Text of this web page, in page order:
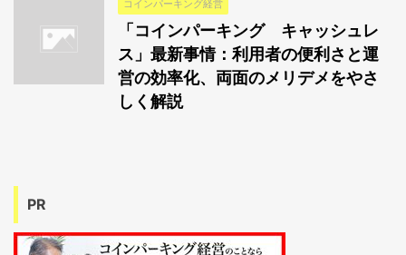
コインパーキング経営
「コインパーキング キャッシュレ
ス」最新事情：利用者の便利さと運
営の効率化、両面のメリデメをやさ
しく解説
PR